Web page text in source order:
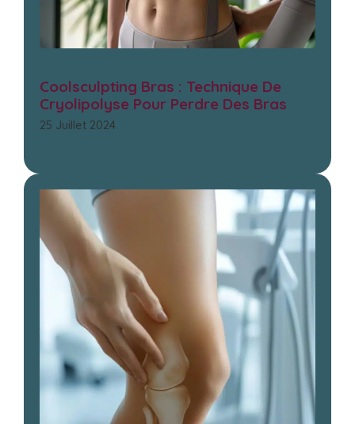
Coolsculpting Bras : Technique De
Cryolipolyse Pour Perdre Des Bras
25 Juillet 2024